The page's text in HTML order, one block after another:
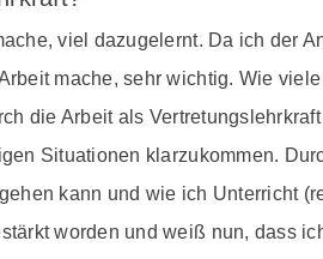
viel dazugelernt. Da ich der
mache, sehr wichtig. Wie
die Arbeit als
Situationen klarzukommen.
kann und wie ich Unterricht
worden und weiß nun, dass